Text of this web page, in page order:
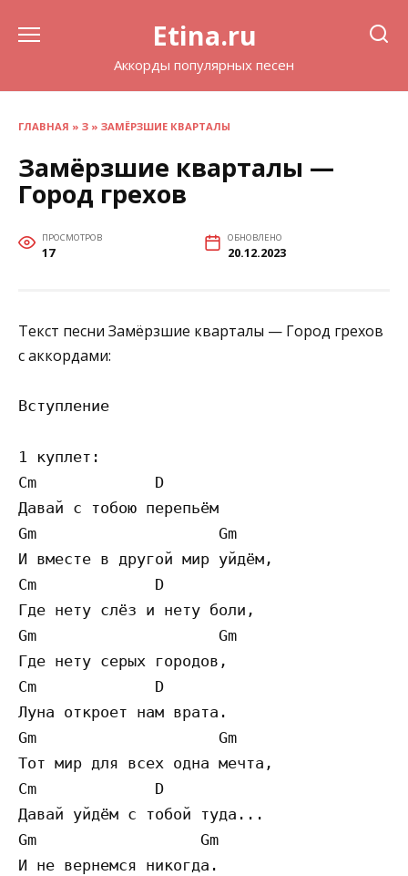
Etina.ru
Аккорды популярных песен
ГЛАВНАЯ » З » ЗАМЁРЗШИЕ КВАРТАЛЫ
Замёрзшие кварталы —
Город грехов
ПРОСМОТРОВ
17
ОБНОВЛЕНО
20.12.2023
Текст песни Замёрзшие кварталы — Город грехов
с аккордами:
Вступление
1 куплет:
Cm             D
Давай с тобою перепьём
Gm                    Gm
И вместе в другой мир уйдём,
Cm             D
Где нету слёз и нету боли,
Gm                    Gm
Где нету серых городов,
Cm             D
Луна откроет нам врата.
Gm                    Gm
Тот мир для всех одна мечта,
Cm             D
Давай уйдём с тобой туда...
Gm                  Gm
И не вернемся никогда.